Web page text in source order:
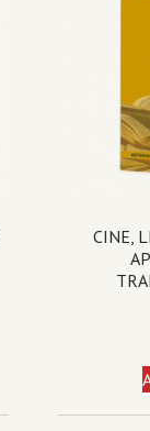
CINE,